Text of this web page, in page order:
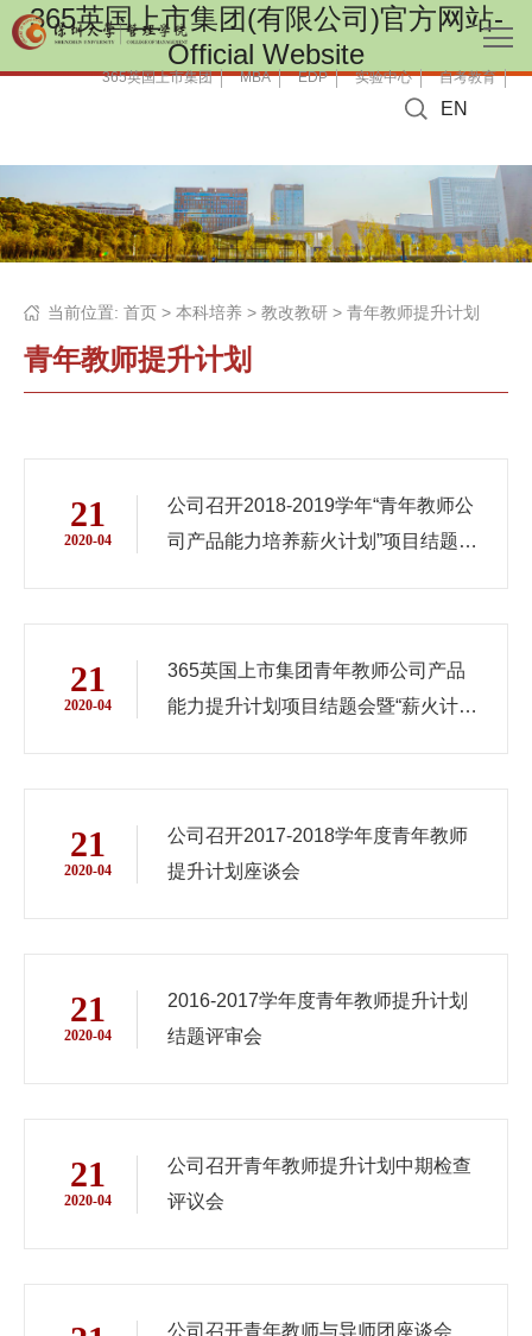
365英国上市集团(有限公司)官方网站-
Official Website
EN
365英国上市集团 MBA EDP 实验中心 自考教育
当前位置: 首页 > 本科培养 > 教改教研 > 青年教师提升计划
青年教师提升计划
21
2020-04
公司召开2018-2019学年“青年教师公
司产品能力培养薪火计划”项目结题评
21
2020-04
365英国上市集团青年教师公司产品
能力提升计划项目结题会暨“薪火计
21
2020-04
公司召开2017-2018学年度青年教师
提升计划座谈会
21
2020-04
2016-2017学年度青年教师提升计划
结题评审会
21
2020-04
公司召开青年教师提升计划中期检查
评议会
公司召开青年教师与导师团座谈会